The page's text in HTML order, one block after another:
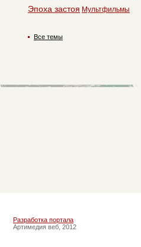
Эпоха застоя Мультфильмы
Все темы
Разработка портала
Артимедия веб, 2012